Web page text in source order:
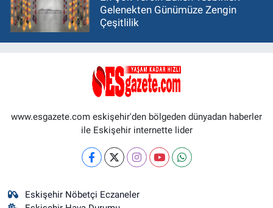
Gelenekten Günümüze Zengin
Çeşitlilik
www.esgazete.com eskişehir'den bölgeden dünyadan haberler
ile Eskişehir internette lider
Eskişehir Nöbetçi Eczaneler